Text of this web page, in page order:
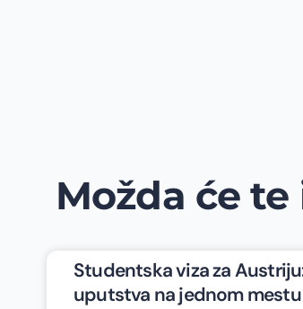
Možda će
Studentska viza za
uputstva na jednom mestu